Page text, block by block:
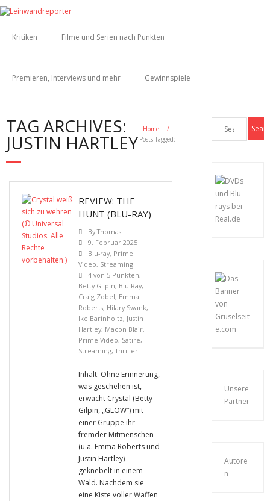
Kritiken Filme und Serien nach Punkten
Premieren, Interviews und mehr Gewinnspiele
TAG ARCHIVES:
JUSTIN HARTLEY
Home
/
Posts Tagged:
REVIEW: THE
HUNT (BLU-RAY)
ByThomas
9. Februar 2025
Blu-ray, Prime
Video, Streaming
4 von 5 Punkten,
Betty Gilpin, Blu-Ray,
Craig Zobel, Emma
Roberts, Hilary Swank,
Ike Barinholtz, Justin
Hartley, Macon Blair,
Prime Video, Satire,
Streaming,Thriller
Inhalt: Ohne Erinnerung,
was geschehen ist,
erwacht Crystal (Betty
Gilpin, „GLOW“) mit
einer Gruppe ihr
fremder Mitmenschen
(u.a. Emma Roberts und
Justin Hartley)
geknebelt in einem
Wald. Nachdem sie
eine Kiste voller Waffen
Unsere
Partner
Autore
n